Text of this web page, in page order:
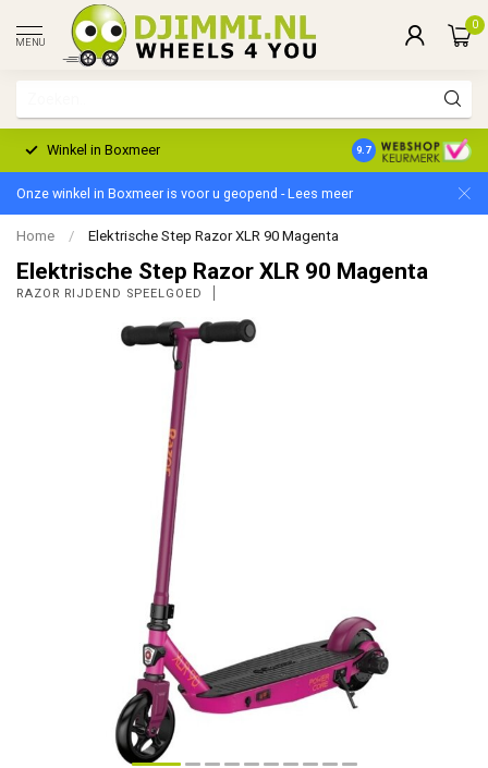
MENU
0
Winkel in Boxmeer 2 Jaar Garantie
9.7
Onze winkel in Boxmeer is voor u geopend - Lees meer
Home / Elektrische Step Razor XLR 90 Magenta
Elektrische Step Razor XLR 90 Magenta
RAZOR RIJDEND SPEELGOED